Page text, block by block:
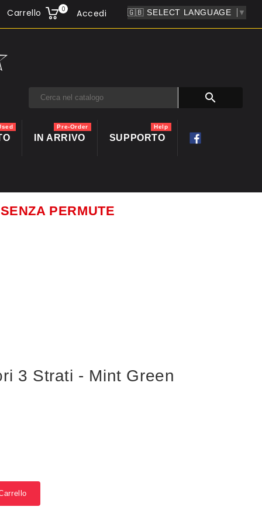
Carrello 0 ▼
Accedi

IN ARRIVO
Pre-Order
SUPPORTO
Help
PERMUTE
3 Strati - Mint Green